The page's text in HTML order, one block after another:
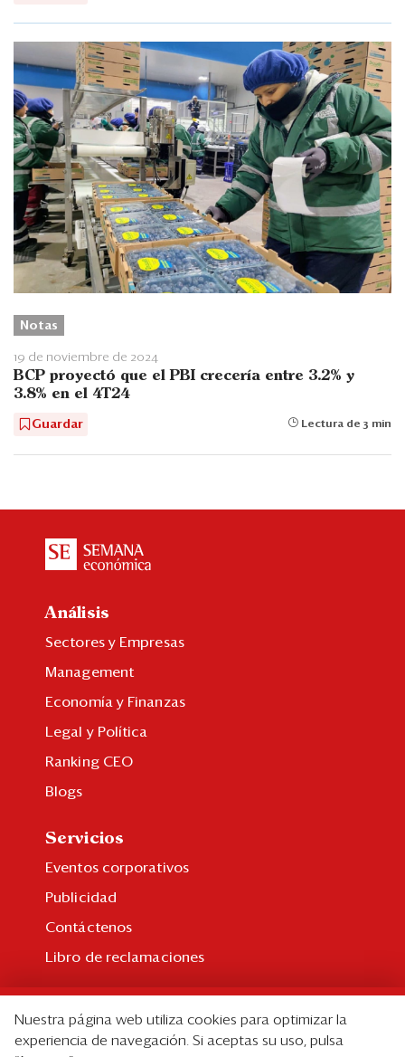
Notas
19 de noviembre de 2024
BCP proyectó que el PBI crecería entre 3.2% y
3.8% en el 4T24
Guardar Lectura de 3 min
Análisis
Sectores y Empresas
Management
Economía y Finanzas
Legal y Política
Ranking CEO
Blogs
Servicios
Eventos corporativos
Publicidad
Contáctenos
Libro de reclamaciones
Suscripción individual
Nuestra página web utiliza cookies para optimizar la
experiencia de navegación. Si aceptas su uso, pulsa